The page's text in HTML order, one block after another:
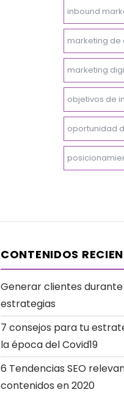
inbound
marketing de
marketing
objetivos de
oportunidad
CONTENIDOS
Generar clientes
estrategias
7 consejos para tu
la época del Covid19
6 Tendencias SEO
contenidos en 2020